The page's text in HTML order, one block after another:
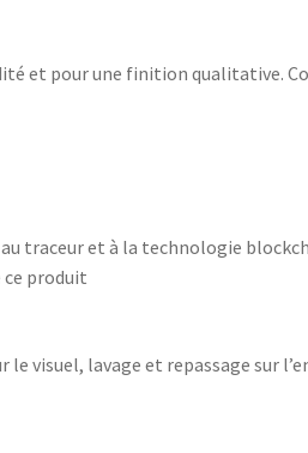
et pour une finition qualitative.
traceur et à la technologie
ce produit
le visuel, lavage et repassage sur